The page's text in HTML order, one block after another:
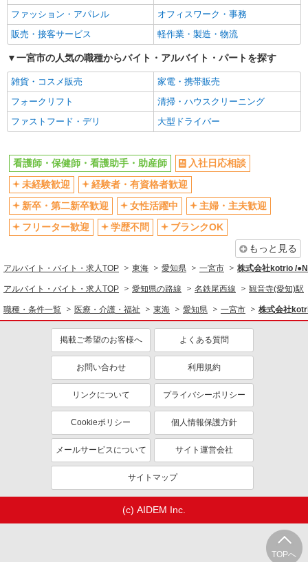
ファッション・アパレル
オフィスワーク・事務
販売・接客サービス
軽作業・製造・物流
一宮市の人気の職種からバイト・アルバイト・パートを探す
雑貨・コスメ販売
家電・携帯販売
フォークリフト
清掃・ハウスクリーニング
ファストフード・デリ
大型ドライバー
TOPへ
看護師・保健師・看護助手・助産師
入社日応相談
未経験歓迎
経験者・有資格者歓迎
新卒・第二新卒歓迎
女性活躍中
主婦・主夫歓迎
フリーター歓迎
学歴不問
ブランクOK
もっと見る
アルバイト・バイト・求人TOP 東海 愛知県 一宮市 株式会社kotrio /
アルバイト・バイト・求人TOP 愛知県の路線 名鉄尾西線 観音寺(愛知)駅
職種・条件一覧 医療・介護・福祉 東海 愛知県 一宮市 株式会社
掲載ご希望のお客様へ よくある質問
お問い合わせ 利用規約
リンクについて プライバシーポリシー
Cookieポリシー 個人情報保護方針
メールサービスについて サイト運営会社
サイトマップ
(c) AIDEM Inc.